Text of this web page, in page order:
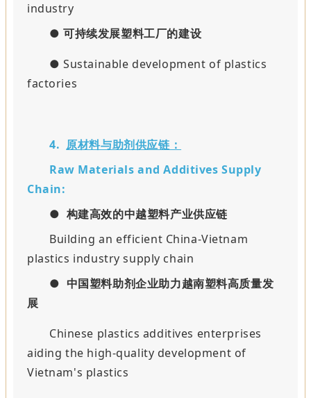
industry
●可持续发展塑料工厂的建设
● Sustainable development of plastics
factories
4. 原材料与助剂供应链：
Raw Materials and Additives Supply
Chain:
● 构建高效的中越塑料产业供应链
Building an efficient China-Vietnam
plastics industry supply chain
● 中国塑料助剂企业助力越南塑料高质量发
展
Chinese plastics additives enterprises
aiding the high-quality development of
Vietnam's plastics